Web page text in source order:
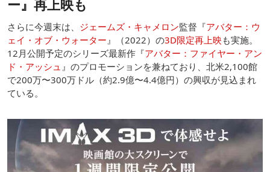
ー』再上映も
さらに今週末は、 ジェームズ・キャメロン監督『アバター：ウ
ェイ・オブ・ウォーター 』（2022）の3D限定再上映も実施。
12月公開予定のシリーズ最新作『アバター：ファイヤー・アン
ド・アッシュ 』のプロモーションを兼ねており、北米2,100館
で200万〜300万ドル（約2.9億〜4.4億円）の興収が見込まれ
ている。